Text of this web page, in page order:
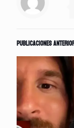
Publicaciones